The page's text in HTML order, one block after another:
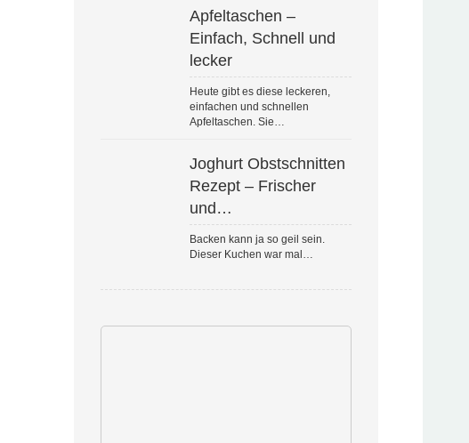
Apfeltaschen –
Einfach, Schnell und
lecker
Heute gibt es diese leckeren,
einfachen und schnellen
Apfeltaschen. Sie…
Joghurt Obstschnitten
Rezept – Frischer
und…
Backen kann ja so geil sein.
Dieser Kuchen war mal…